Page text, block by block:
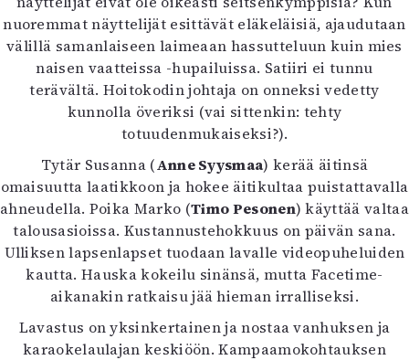
nuoremmat näyttelijät esittävät eläkeläisiä, ajaudutaan
välillä samanlaiseen laimeaan hassutteluun kuin mies
naisen vaatteissa -hupailuissa. Satiiri ei tunnu
terävältä. Hoitokodin johtaja on onneksi vedetty
kunnolla överiksi (vai sittenkin: tehty
totuudenmukaiseksi?).
Tytär Susanna (Anne Syysmaa) kerää äitinsä
omaisuutta laatikkoon ja hokee äitikultaa puistattavalla
ahneudella. Poika Marko (Timo Pesonen) käyttää valtaa
talousasioissa. Kustannustehokkuus on päivän sana.
Ulliksen lapsenlapset tuodaan lavalle videopuheluiden
kautta. Hauska kokeilu sinänsä, mutta Facetime-
aikanakin ratkaisu jää hieman irralliseksi.
Lavastus on yksinkertainen ja nostaa vanhuksen ja
karaokelaulajan keskiöön. Kampaamokohtauksen